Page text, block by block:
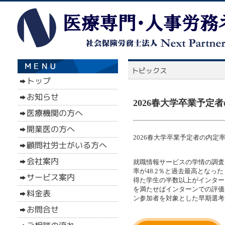
2026春大学卒業予定
2026春大学卒業予定者の内定
就職情報サービスの学情の調
率が48.2％と過去最高となっ
得た学生の半数以上がインタ
を満たせばインターンでの評
ン参加者を対象とした早期選